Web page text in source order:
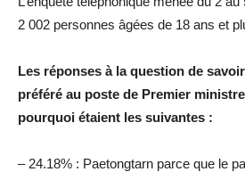
2 002 personnes âgées de 18 ans et
Les réponses à la question de
préféré au poste de Premier
pourquoi étaient les suivantes :
– 24.18% : Paetongtarn parce que le